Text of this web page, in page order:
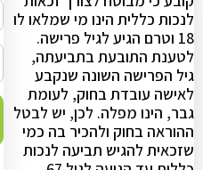
לנכות כללית הינו מי שמלאו לו
18 וטרם הגיע לגיל פרישה.
לטענת התובעת בתביעתה,
גיל הפרישה השונה שנקבע
לאישה עובדת בחוק, לעומת
גבר, הינו מפלה. לכן, יש לבטל
ההוראה בחוק ולהכיר בה כמי
שזכאית להגיש תביעה לנכות